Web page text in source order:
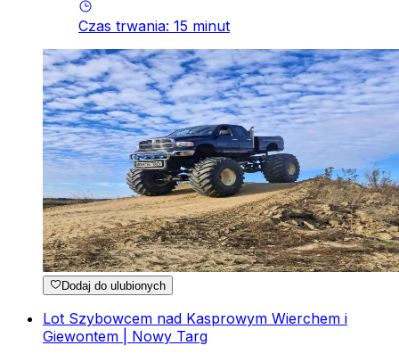
Czas trwania: 15 minut
Dodaj do ulubionych
Lot Szybowcem nad Kasprowym Wierchem i
Giewontem | Nowy Targ